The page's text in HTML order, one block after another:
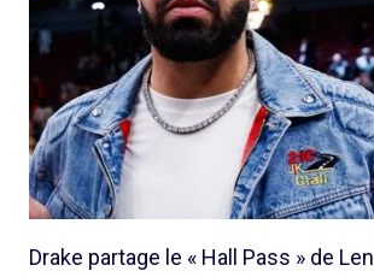
Drake partage le « Hall Pass » de